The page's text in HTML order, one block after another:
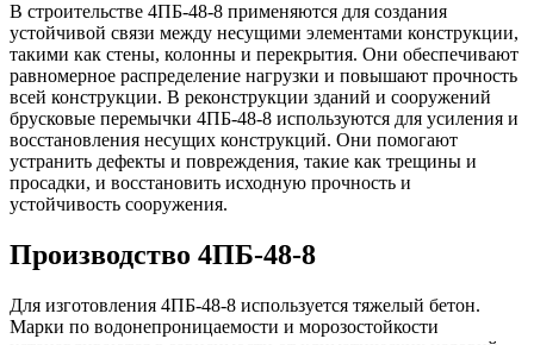
В строительстве 4ПБ-48-8 применяются для создания
устойчивой связи между несущими элементами конструкции,
такими как стены, колонны и перекрытия. Они обеспечивают
равномерное распределение нагрузки и повышают прочность
всей конструкции. В реконструкции зданий и сооружений
брусковые перемычки 4ПБ-48-8 используются для усиления и
восстановления несущих конструкций. Они помогают
устранить дефекты и повреждения, такие как трещины и
просадки, и восстановить исходную прочность и
устойчивость сооружения.
Производство 4ПБ-48-8
Для изготовления 4ПБ-48-8 используется тяжелый бетон.
Марки по водонепроницаемости и морозостойкости